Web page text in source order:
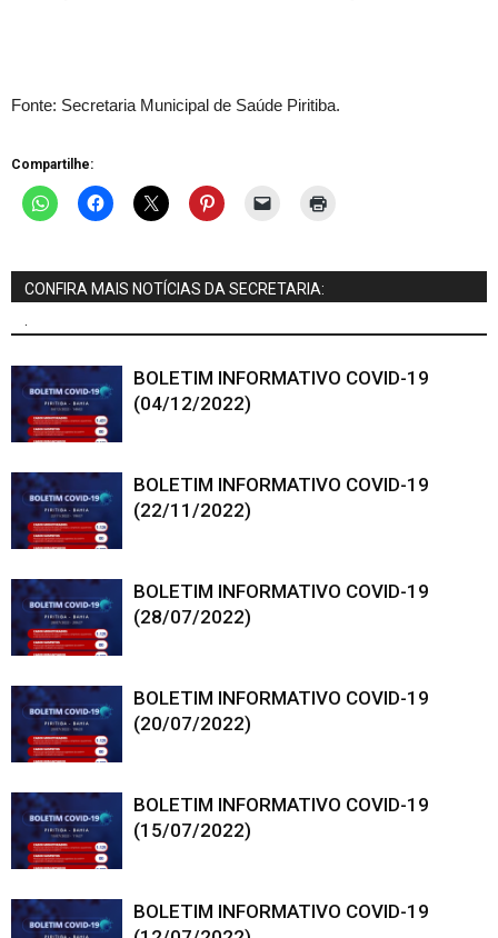
Fonte: Secretaria Municipal de Saúde Piritiba.
Compartilhe:
CONFIRA MAIS NOTÍCIAS DA SECRETARIA:
BOLETIM INFORMATIVO COVID-19
(04/12/2022)
BOLETIM INFORMATIVO COVID-19
(22/11/2022)
BOLETIM INFORMATIVO COVID-19
(28/07/2022)
BOLETIM INFORMATIVO COVID-19
(20/07/2022)
BOLETIM INFORMATIVO COVID-19
(15/07/2022)
BOLETIM INFORMATIVO COVID-19